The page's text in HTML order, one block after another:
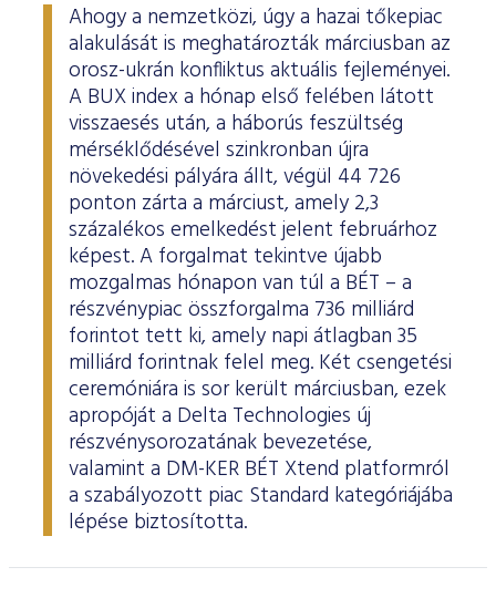
Ahogy a nemzetközi, úgy a hazai tőkepiac
alakulását is meghatározták márciusban az
orosz-ukrán konfliktus aktuális fejleményei.
A BUX index a hónap első felében látott
visszaesés után, a háborús feszültség
mérséklődésével szinkronban újra
növekedési pályára állt, végül 44 726
ponton zárta a márciust, amely 2,3
százalékos emelkedést jelent februárhoz
képest. A forgalmat tekintve újabb
mozgalmas hónapon van túl a BÉT – a
részvénypiac összforgalma 736 milliárd
forintot tett ki, amely napi átlagban 35
milliárd forintnak felel meg. Két csengetési
ceremóniára is sor került márciusban, ezek
apropóját a Delta Technologies új
részvénysorozatának bevezetése,
valamint a DM-KER BÉT Xtend platformról
a szabályozott piac Standard kategóriájába
lépése biztosította.